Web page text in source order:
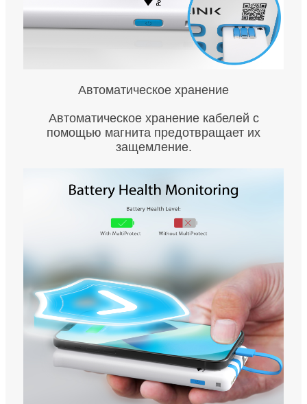
Автоматическое хранение
Автоматическое хранение кабелей с
помощью магнита предотвращает их
защемление.